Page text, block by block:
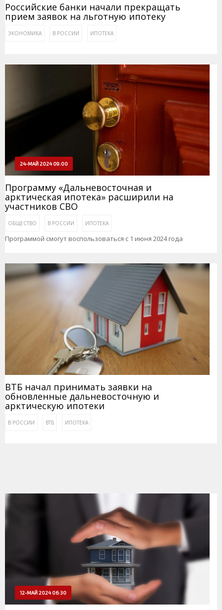
Российские банки начали прекращать
прием заявок на льготную ипотеку
ЭКОНОМИКА В РОССИИ ИПОТЕКА
24-МАЙ 2024 09:00
Программу «Дальневосточная и
арктическая ипотека» расширили на
участников СВО
ОБЩЕСТВО В РОССИИ ИПОТЕКА
Программой смогут воспользоваться с 1 июня 2024 года
ВТБ начал принимать заявки на
обновленные дальневосточную и
арктическую ипотеки
В РОССИИ ВТБ ИПОТЕКА
12-МАЙ 2024 06:30